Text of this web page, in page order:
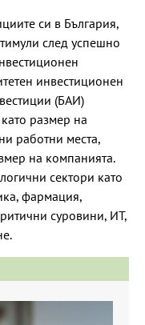
си в България,
след успешно
инвестиционен
(БАИ)
размер на
работни места,
на компанията.
сектори като
фармация,
суровини, ИТ,